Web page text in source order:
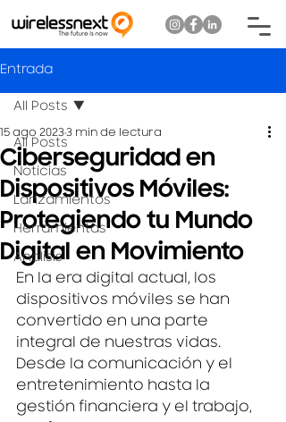
Entrada
All Posts
Noticias
Lanzamientos
Herramientas
Analisis
All Posts
Ciberseguridad en
Dispositivos Móviles:
Protegiendo tu Mundo
Digital en Movimiento
15 ago 20233 min de lectura
En la era digital actual, los
dispositivos móviles se han
convertido en una parte
integral de nuestras vidas.
Desde la comunicación y el
entretenimiento hasta la
gestión financiera y el trabajo,